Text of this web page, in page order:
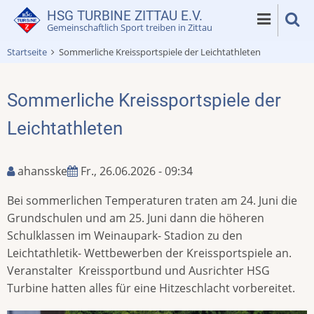
Direkt
zum
HSG TURBINE ZITTAU E.V.
Gemeinschaftlich Sport treiben in Zittau
Startseite
Sommerliche Kreissportspiele der Leichtathleten
Sommerliche Kreissportspiele der
Leichtathleten
ahansske
Fr., 26.06.2026 - 09:34
Bei sommerlichen Temperaturen traten am 24. Juni die
Grundschulen und am 25. Juni dann die höheren
Schulklassen im Weinaupark- Stadion zu den
Leichtathletik- Wettbewerben der Kreissportspiele an.
Veranstalter Kreissportbund und Ausrichter HSG
Turbine hatten alles für eine Hitzeschlacht vorbereitet.